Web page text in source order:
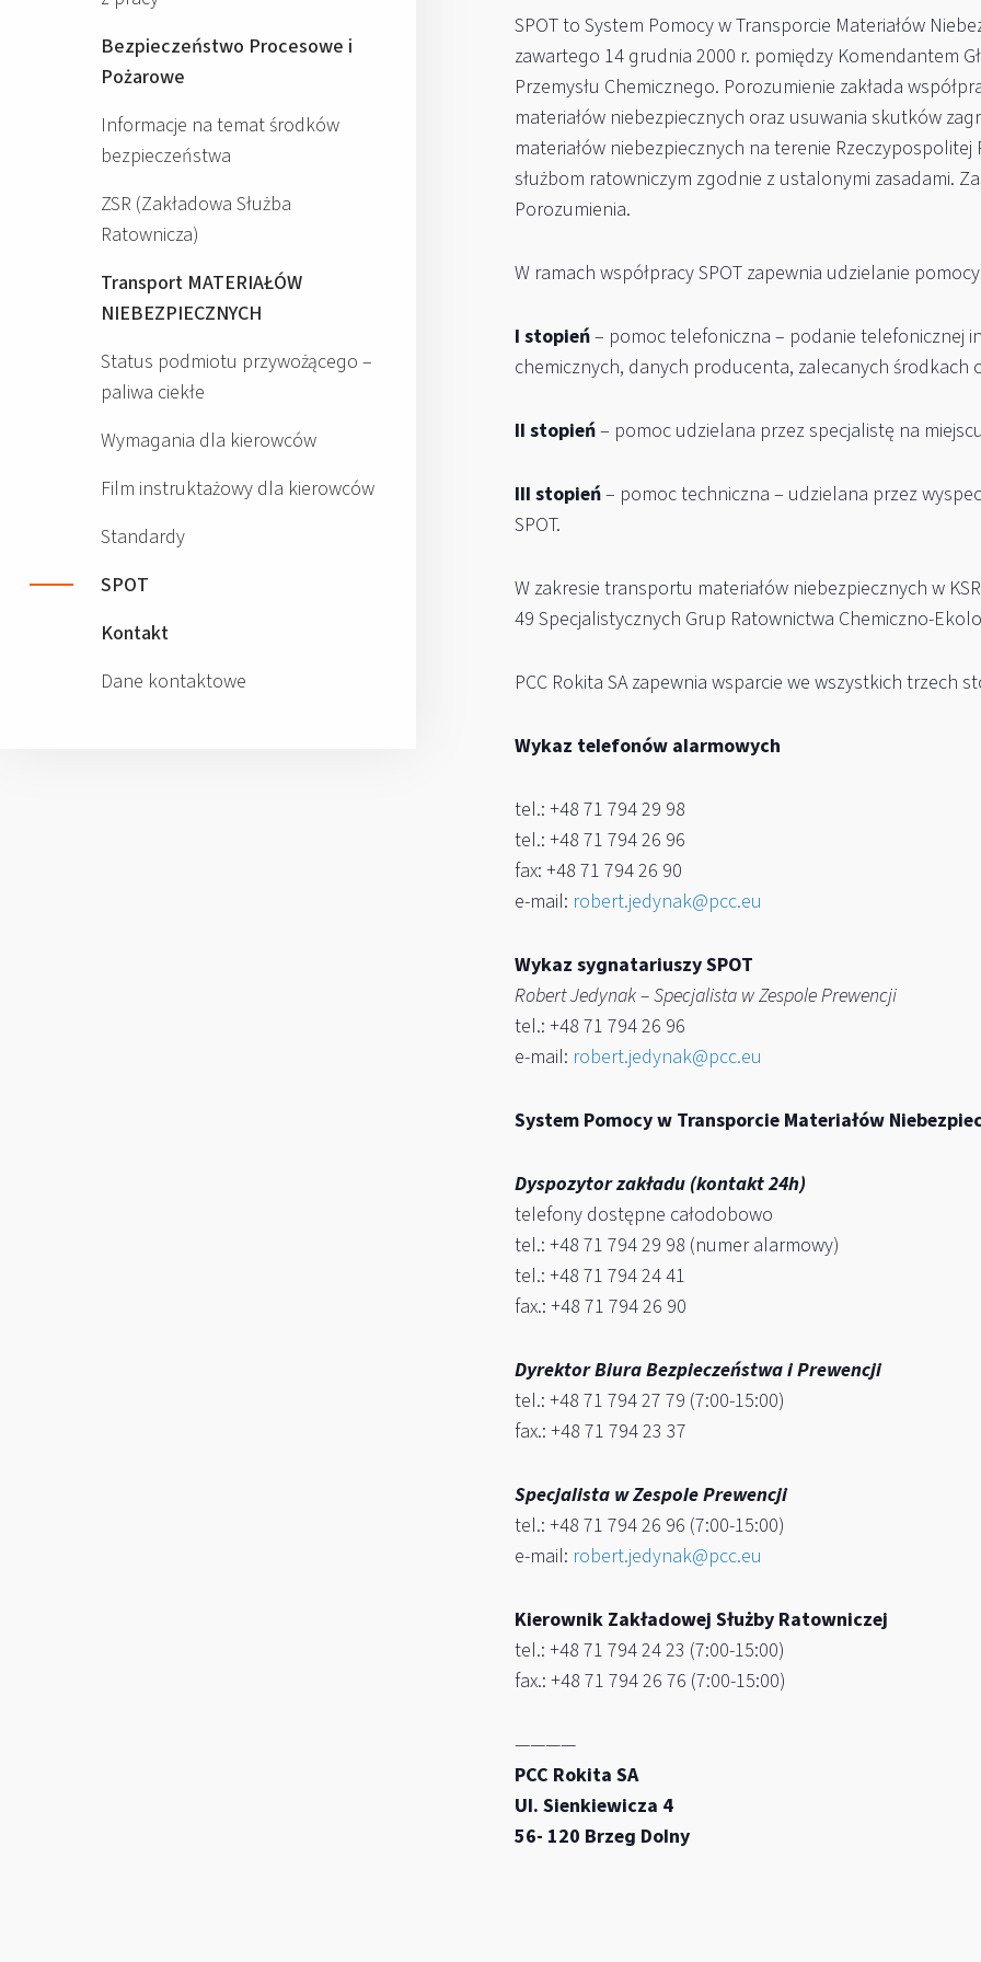
SPOT to System Pomocy w Transporcie Materiałów
zawartego 14 grudnia 2000 r. pomiędzy Komendantem
Przemysłu Chemicznego. Porozumienie zakłada
materiałów niebezpiecznych oraz usuwania skutków
materiałów niebezpiecznych na terenie
służbom ratowniczym zgodnie z ustalonymi zasadami.
Porozumienia.
W ramach współpracy SPOT zapewnia udzielanie
I stopień– pomoc telefoniczna – podanie telefonicznej
chemicznych, danych producenta, zalecanych środkach
II stopień– pomoc udzielana przez specjalistę na
III stopień– pomoc techniczna – udzielana przez
SPOT.
W zakresie transportu materiałów niebezpiecznych w
49 Specjalistycznych Grup Ratownictwa Chemiczno-
PCC Rokita SA zapewnia wsparcie we wszystkich trzech
Wykaz telefonów alarmowych
tel.: +48 71 794 29 98
tel.: +48 71 794 26 96
fax: +48 71 794 26 90
e-mail: robert.jedynak@pcc.eu
Wykaz sygnatariuszy SPOT
Robert Jedynak – Specjalista w Zespole Prewencji
tel.: +48 71 794 26 96
e-mail: robert.jedynak@pcc.eu
System Pomocy w Transporcie Materiałów
Dyspozytor zakładu (kontakt 24h)
telefony dostępne całodobowo
tel.: +48 71 794 29 98 (numer alarmowy)
tel.: +48 71 794 24 41
fax.: +48 71 794 26 90
Dyrektor Biura Bezpieczeństwa i Prewencji
tel.: +48 71 794 27 79 (7:00-15:00)
fax.: +48 71 794 23 37
Specjalista w Zespole Prewencji
tel.: +48 71 794 26 96 (7:00-15:00)
e-mail: robert.jedynak@pcc.eu
Kierownik Zakładowej Służby Ratowniczej
tel.: +48 71 794 24 23 (7:00-15:00)
fax.: +48 71 794 26 76 (7:00-15:00)
————
PCC Rokita SA
Ul. Sienkiewicza 4
56- 120 Brzeg Dolny
Bezpieczeństwo Procesowe i
Pożarowe
Informacje na temat środków
bezpieczeństwa
ZSR (Zakładowa Służba
Ratownicza)
Transport MATERIAŁÓW
NIEBEZPIECZNYCH
Status podmiotu przywożącego –
paliwa ciekłe
Wymagania dla kierowców
Film instruktażowy dla kierowców
Standardy
SPOT
Kontakt
Dane kontaktowe